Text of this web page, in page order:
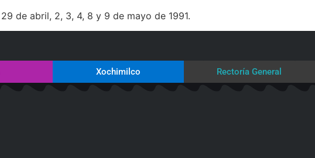
de abril, 2, 3, 4, 8 y 9 de mayo de 1991.
Xochimilco Rectoría General